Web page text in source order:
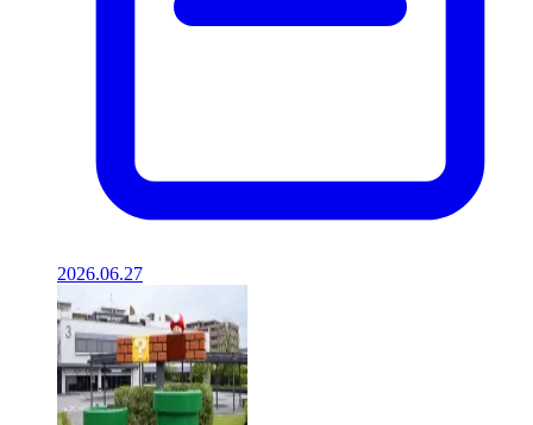
2026.06.27